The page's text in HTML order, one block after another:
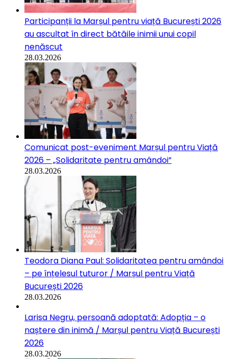
Participanții la Marșul pentru viață București 2026
au ascultat în direct bătăile inimii unui copil
nenăscut
28.03.2026
Comunicat post-eveniment Marșul pentru Viață
2026 – „Solidaritate pentru amândoi”
28.03.2026
Teodora Diana Paul: Solidaritatea pentru amândoi
– pe înțelesul tuturor / Marșul pentru Viață
București 2026
28.03.2026
Larisa Negru, persoană adoptată: Adopția – o
naștere din inimă / Marșul pentru Viață București
2026
28.03.2026